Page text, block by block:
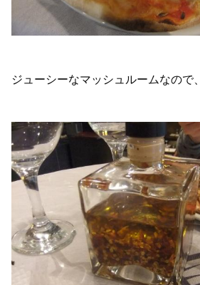
ジューシーなマッシュルームなので、